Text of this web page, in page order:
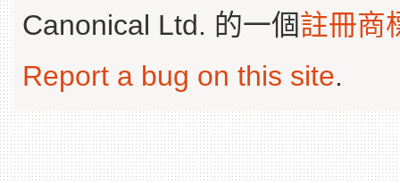
Canonical Ltd. 的一個註冊商
Report a bug on this site.